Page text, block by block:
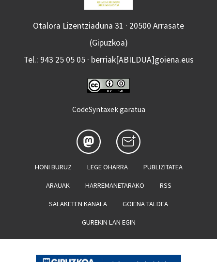
Otalora Lizentziaduna 31 · 20500 Arrasate
(Gipuzkoa)
Tel.: 943 25 05 05 · berriak[ABILDUA]goiena.eus
CodeSyntaxek garatua
HONI BURUZ LEGE OHARRA PUBLIZITATEA
ARAUAK HARREMANETARAKO RSS
SALAKETEN KANALA GOIENA TALDEA
GUREKIN LAN EGIN